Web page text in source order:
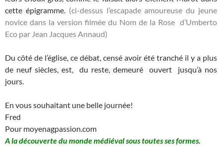
cette épigramme. (ci-dessus l’escapade amoureuse du jeune
novice dans la version filmée du Nom de la Rose d’Umberto
Eco par Jean Jacques Annaud)
Du côté de l’église, ce débat, censé avoir été tranché il y a plus
de neuf siècles, est, du reste, demeuré ouvert jusqu’à nos
jours.
En vous souhaitant une belle journée!
Fred
Pour moyenagpassion.com
A la découverte du monde médiéval sous toutes ses formes.